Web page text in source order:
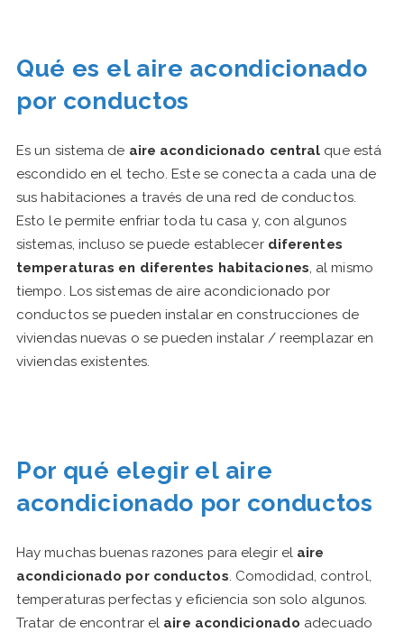
Qué es el aire acondicionado
por conductos
Es un sistema de aire acondicionado central que está
escondido en el techo. Este se conecta a cada una de
sus habitaciones a través de una red de conductos.
Esto le permite enfriar toda tu casa y, con algunos
sistemas, incluso se puede establecer diferentes
temperaturas en diferentes habitaciones, al mismo
tiempo. Los sistemas de aire acondicionado por
conductos se pueden instalar en construcciones de
viviendas nuevas o se pueden instalar / reemplazar en
viviendas existentes.
Por qué elegir el aire
acondicionado por conductos
Hay muchas buenas razones para elegir el aire
acondicionado por conductos. Comodidad, control,
temperaturas perfectas y eficiencia son solo algunos.
Tratar de encontrar el aire acondicionado adecuado